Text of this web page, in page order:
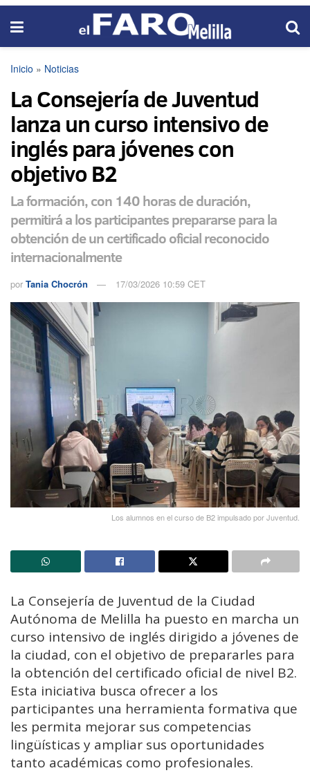
Inicio » Noticias
La Consejería de Juventud
lanza un curso intensivo de
inglés para jóvenes con
objetivo B2
La formación, con 140 horas de duración,
permitirá a los participantes prepararse para la
obtención de un certificado oficial reconocido
internacionalmente
por Tania Chocrón 17/03/2026 10:59 CET
Los alumnos en el curso de B2 impulsado por Juventud.
La Consejería de Juventud de la Ciudad
Autónoma de Melilla ha puesto en marcha un
curso intensivo de inglés dirigido a jóvenes de
la ciudad, con el objetivo de prepararles para
la obtención del certificado oficial de nivel B2.
Esta iniciativa busca ofrecer a los
participantes una herramienta formativa que
les permita mejorar sus competencias
lingüísticas y ampliar sus oportunidades
tanto académicas como profesionales.